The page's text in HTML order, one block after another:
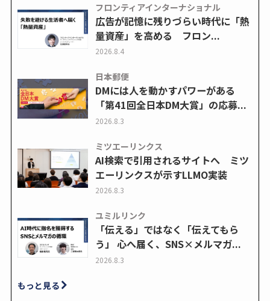
フロンティアインターナショナル
広告が記憶に残りづらい時代に「熱
量資産」を高める フロン...
2026.8.4
日本郵便
DMには人を動かすパワーがある
「第41回全日本DM大賞」の応募...
2026.8.3
ミツエーリンクス
AI検索で引用されるサイトへ ミツ
エーリンクスが示すLLMO実装
2026.8.3
ユミルリンク
「伝える」ではなく「伝えてもら
う」 心へ届く、SNS×メルマガ...
2026.8.3
もっと見る